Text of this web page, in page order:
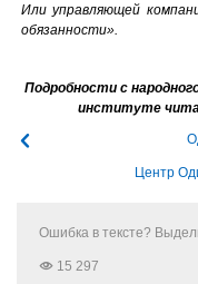
Или управляющей
обязанности».
Подробности с
институте
Центр
Ошибка в тексте?
15 297